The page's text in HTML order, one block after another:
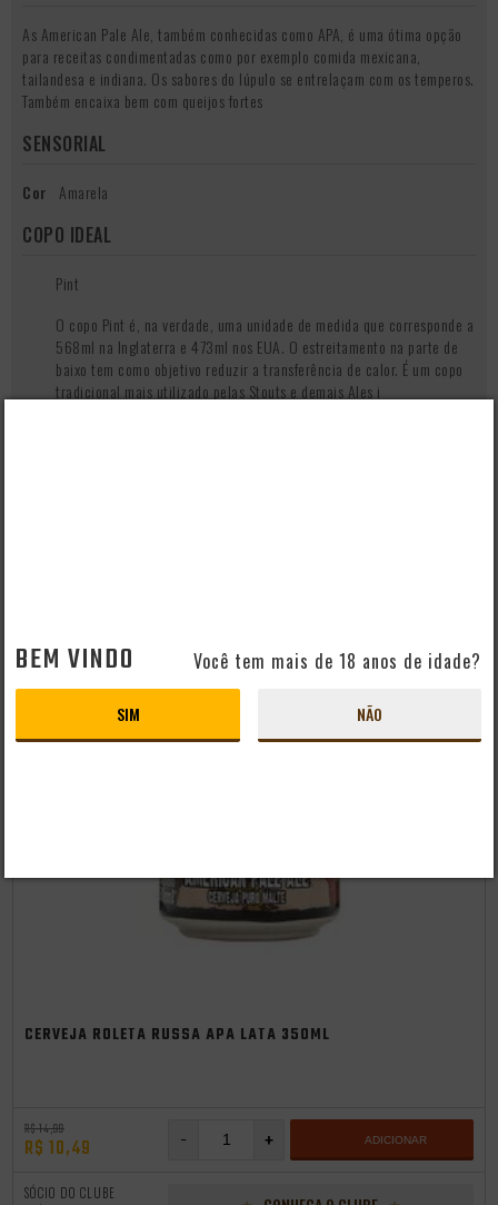
As American Pale Ale, também conhecidas como APA, é uma ótima opção
para receitas condimentadas como por exemplo comida mexicana,
tailandesa e indiana. Os sabores do lúpulo se entrelaçam com os temperos.
Também encaixa bem com queijos fortes
SENSORIAL
Cor Amarela
COPO IDEAL
Pint
O copo Pint é, na verdade, uma unidade de medida que corresponde a
568ml na Inglaterra e 473ml nos EUA. O estreitamento na parte de
baixo tem como objetivo reduzir a transferência de calor. É um copo
tradicional mais utilizado pelas Stouts e demais Ales i
CERVEJA ROLETA RUSSA APA LATA 350ML
R$ 14,99
R$ 10,49 +
- ADICIONAR
SÓCIO DO CLUBE
BEM VINDO Você tem mais de 18 anos de idade?
SIM NÃO